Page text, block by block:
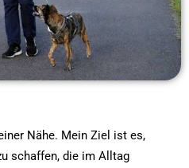
Nähe. Mein Ziel ist es,
schaffen, die im Alltag